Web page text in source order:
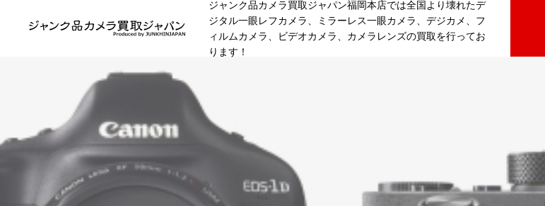
ジャンク品カメラ買取ジャパン福岡本店では全国より壊れたデ
ジタル一眼レフカメラ、ミラーレス一眼カメラ、デジカメ、フ
ィルムカメラ、ビデオカメラ、カメラレンズの買取を行ってお
ります！